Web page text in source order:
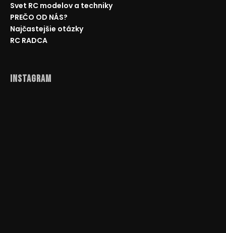
Svet RC modelov a techniky
PREČO OD NÁS?
Najčastejšie otázky
RC RADCA
Instagram